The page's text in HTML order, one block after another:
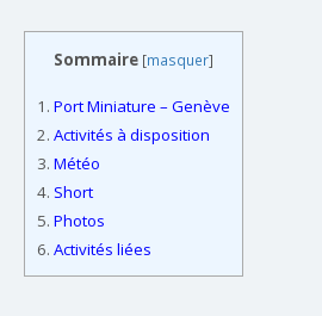
Sommaire [masquer]
1. Port Miniature – Genève
2. Activités à disposition
3. Météo
4. Short
5. Photos
6. Activités liées